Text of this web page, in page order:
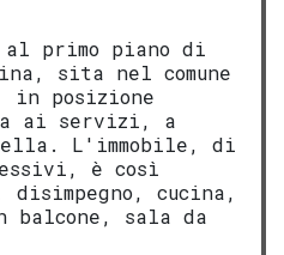
al primo piano di
sita nel comune
in posizione
ai servizi, a
L'immobile, di
è così
disimpegno, cucina,
balcone, sala da